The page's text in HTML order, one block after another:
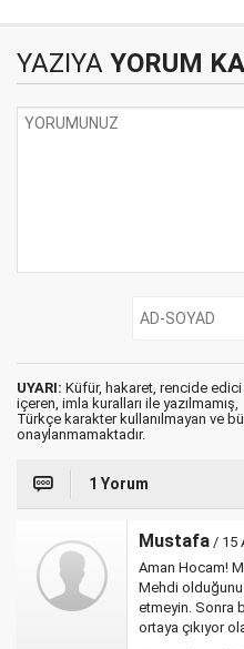
YAZIYA YORUM
UYARI: Küfür, hakaret, rencide edici
içeren, imla kuralları ile yazılmamış,
Türkçe karakter kullanılmayan ve
onaylanmamaktadır.
1 Yorum
Mustafa / 15
Aman Hocam!
Mehdi
etmeyin. Sonra
ortaya çıkıyor